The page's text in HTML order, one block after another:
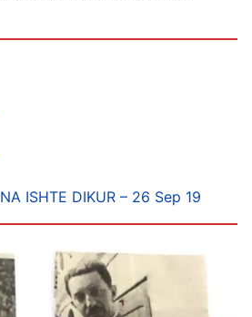
NA ISHTE DIKUR – 26 Sep 19